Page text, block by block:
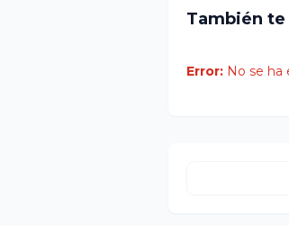
También
Error: No se ha